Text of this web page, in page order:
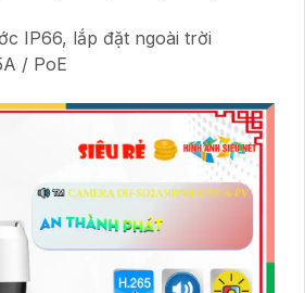
IP66, lắp đặt ngoài trời
/ PoE